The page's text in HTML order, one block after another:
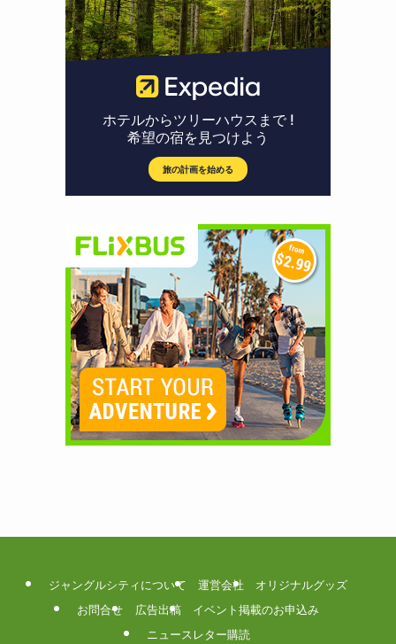
ジャングルシティについて 運営会社
オリジナルグッズ
お問合せ
広告出稿
イベント掲載のお申込み
ニュースレター購読